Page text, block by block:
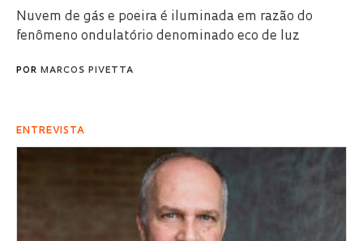
Nuvem de gás e poeira é iluminada em razão do
fenômeno ondulatório denominado eco de luz
POR MARCOS PIVETTA
ENTREVISTA